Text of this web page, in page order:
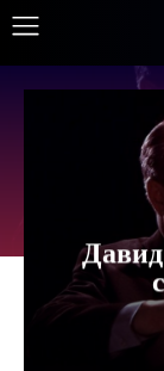
Давид